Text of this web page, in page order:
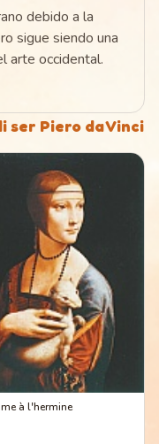
debido a la
sigue siendo una
arte occidental.
ser Piero da Vinci
à l'hermine